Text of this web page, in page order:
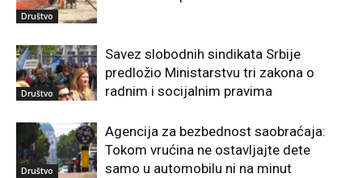
Društvo
Društvo
Savez slobodnih sindikata Srbije
predložio Ministarstvu tri zakona o
radnim i socijalnim pravima
Društvo
Agencija za bezbednost saobraćaja:
Tokom vrućina ne ostavljajte dete
samo u automobilu ni na minut